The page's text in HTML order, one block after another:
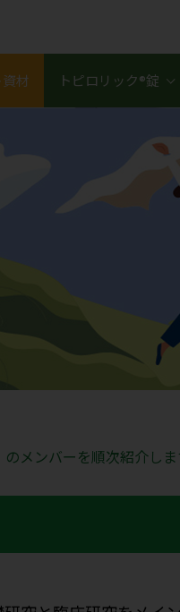
材 トピロリック®錠
メンバーを順次紹介しま